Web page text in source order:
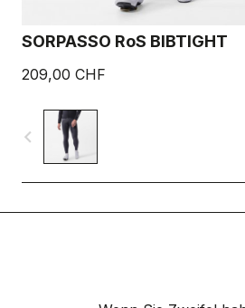
SORPASSO RoS BIBTIGHT
209,00 CHF
navigate_before